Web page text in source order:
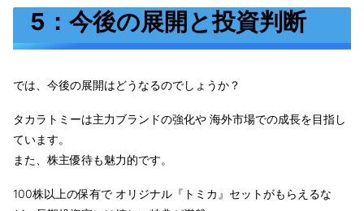
5：今後の展開と投資判断
では、今後の展開はどうなるのでしょうか？
タカラトミーは主力ブランドの強化や 海外市場での成長を目指し
ています。
また、株主優待も魅力的です。
100株以上の保有で オリジナル『トミカ』セットがもらえるな